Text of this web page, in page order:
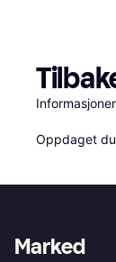
Oppdaget
Marked